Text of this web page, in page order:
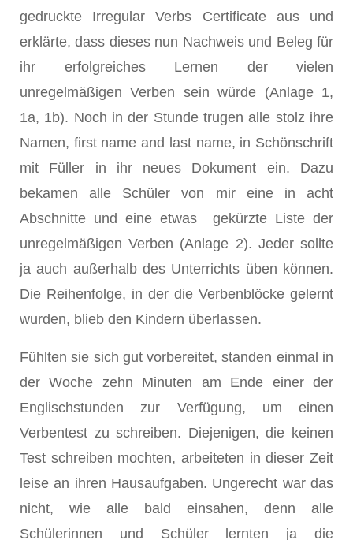
gedruckte Irregular Verbs Certificate aus und
erklärte, dass dieses nun Nachweis und Beleg für
ihr erfolgreiches Lernen der vielen
unregelmäßigen Verben sein würde (Anlage 1,
1a, 1b). Noch in der Stunde trugen alle stolz ihre
Namen, first name and last name, in Schönschrift
mit Füller in ihr neues Dokument ein. Dazu
bekamen alle Schüler von mir eine in acht
Abschnitte und eine etwas gekürzte Liste der
unregelmäßigen Verben (Anlage 2). Jeder sollte
ja auch außerhalb des Unterrichts üben können.
Die Reihenfolge, in der die Verbenblöcke gelernt
wurden, blieb den Kindern überlassen.
Fühlten sie sich gut vorbereitet, standen einmal in
der Woche zehn Minuten am Ende einer der
Englischstunden zur Verfügung, um einen
Verbentest zu schreiben. Diejenigen, die keinen
Test schreiben mochten, arbeiteten in dieser Zeit
leise an ihren Hausaufgaben. Ungerecht war das
nicht, wie alle bald einsahen, denn alle
Schülerinnen und Schüler lernten ja die